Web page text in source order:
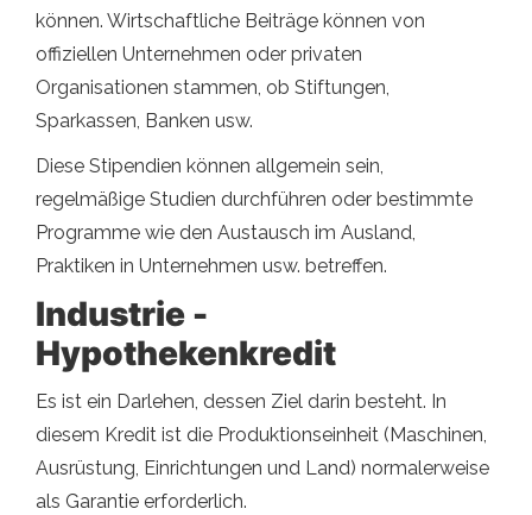
können. Wirtschaftliche Beiträge können von
offiziellen Unternehmen oder privaten
Organisationen stammen, ob Stiftungen,
Sparkassen, Banken usw.
Diese Stipendien können allgemein sein,
regelmäßige Studien durchführen oder bestimmte
Programme wie den Austausch im Ausland,
Praktiken in Unternehmen usw. betreffen.
Industrie -
Hypothekenkredit
Es ist ein Darlehen, dessen Ziel darin besteht. In
diesem Kredit ist die Produktionseinheit (Maschinen,
Ausrüstung, Einrichtungen und Land) normalerweise
als Garantie erforderlich.